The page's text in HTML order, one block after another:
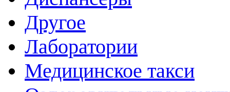
Другое
Лаборатории
Медицинское такси